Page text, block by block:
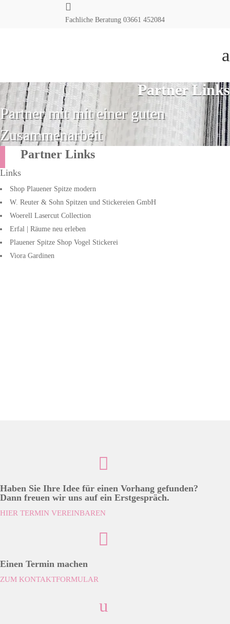

Fachliche Beratung 03661 452084
a
Partner Links
Partner mit mit einer guten
Zusammenarbeit
Partner Links
Links
Shop Plauener Spitze modern
W. Reuter & Sohn Spitzen und Stickereien GmbH
Woerell Lasercut Collection
Erfal | Räume neu erleben
Plauener Spitze Shop Vogel Stickerei
Viora Gardinen

Haben Sie Ihre Idee für einen Vorhang gefunden?
Dann freuen wir uns auf ein Erstgespräch.
HIER TERMIN VEREINBAREN

Einen Termin machen
ZUM KONTAKTFORMULAR
u